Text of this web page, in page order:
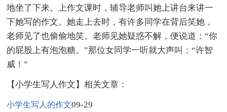
地坐了下来。上作文课时，辅导老师叫她上讲台来讲一
下她写的作文。她走上去时，有许多同学在背后笑她，
老师见了也偷偷地笑。老师见她疑惑不解，便说道：“你
的屁股上有泡泡糖。”那位女同学一听就大声叫：“许智
威！”
【小学生写人作文】相关文章：
小学生写人的作文09-29